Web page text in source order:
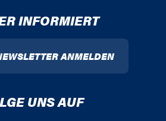
INFORMIERT
ANMELDEN
UNS AUF